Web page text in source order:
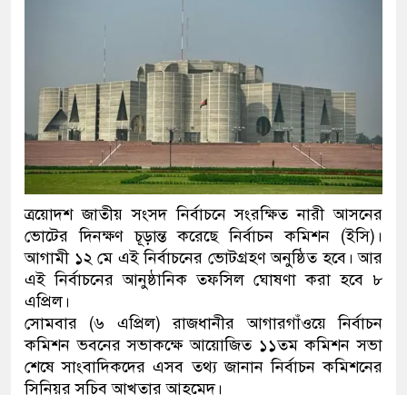
ত্রয়োদশ জাতীয় সংসদ নির্বাচনে সংরক্ষিত নারী আসনের
ভোটের দিনক্ষণ চূড়ান্ত করেছে নির্বাচন কমিশন (ইসি)।
আগামী ১২ মে এই নির্বাচনের ভোটগ্রহণ অনুষ্ঠিত হবে। আর
এই নির্বাচনের আনুষ্ঠানিক তফসিল ঘোষণা করা হবে ৮
এপ্রিল।
সোমবার (৬ এপ্রিল) রাজধানীর আগারগাঁওয়ে নির্বাচন
কমিশন ভবনের সভাকক্ষে আয়োজিত ১১তম কমিশন সভা
শেষে সাংবাদিকদের এসব তথ্য জানান নির্বাচন কমিশনের
সিনিয়র সচিব আখতার আহমেদ।